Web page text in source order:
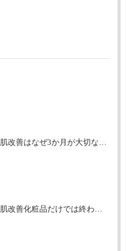
【大阪・本町】肌改善はなぜ3か月が大切なの？｜シミ・肝斑・敏感肌改善専門サロン
【大阪・本町】肌改善化粧品だけでは終わらせません｜ラボーテエクラが伴走型の肌改善にこだわる理由